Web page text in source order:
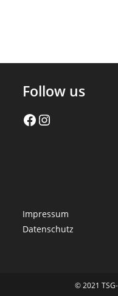
Follow us
FacebookInstagram
Impressum
Datenschutz
© 2021